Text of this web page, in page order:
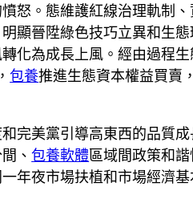
怒。態維護紅線治理軌制
顯晉陞綠色技巧立異和生
化為成長上風。經由過程
包養推進生態資本權益買賣
完美黨引導高東西的品質
、包養軟體區域間政策和
年夜市場扶植和市場經濟